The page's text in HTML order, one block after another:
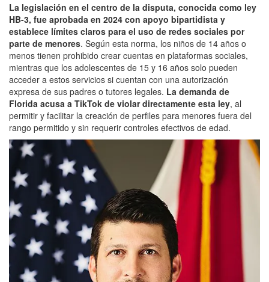
La legislación en el centro de la disputa, conocida como ley
HB-3, fue aprobada en 2024 con apoyo bipartidista y
establece límites claros para el uso de redes sociales por
parte de menores. Según esta norma, los niños de 14 años o
menos tienen prohibido crear cuentas en plataformas sociales,
mientras que los adolescentes de 15 y 16 años solo pueden
acceder a estos servicios si cuentan con una autorización
expresa de sus padres o tutores legales. La demanda de
Florida acusa a TikTok de violar directamente esta ley, al
permitir y facilitar la creación de perfiles para menores fuera del
rango permitido y sin requerir controles efectivos de edad.